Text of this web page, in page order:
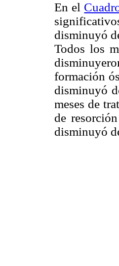
En el
disminuyó
Todos los
formación
disminuyó
meses de
de
disminuyó